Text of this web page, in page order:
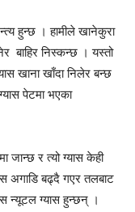
हुन्छ । हामीले खानेकुरा
बाहिर निस्कन्छ । यस्तो
खाना खाँदा निलेर बन्छ
पेटमा भएका
जान्छ र त्यो ग्यास केही
अगाडि बढ्दै गएर तलबाट
न्यूटल ग्यास हुन्छन् ।